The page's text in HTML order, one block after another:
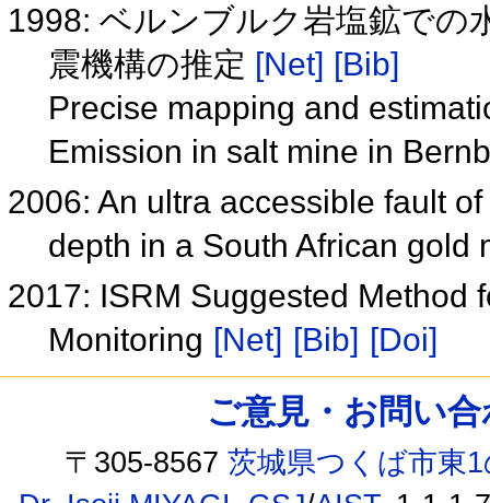
1998: ベルンブルク岩塩鉱での
震機構の推定 [Net] [Bib]
Precise mapping and
Emission in salt mine in
2006: An ultra accessible fault
depth in a South African gold
2017: ISRM Suggested Method
Monitoring [Net] [Bib] [Doi]
ご意見・お問い
〒305-8567茨城県つくば市東